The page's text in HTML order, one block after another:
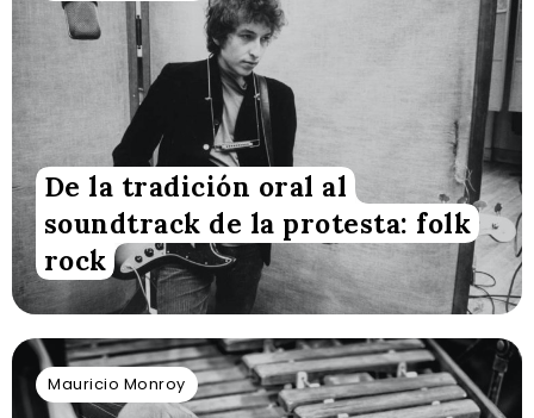
De la tradición oral al
soundtrack de la protesta: folk
rock
Mauricio Monroy